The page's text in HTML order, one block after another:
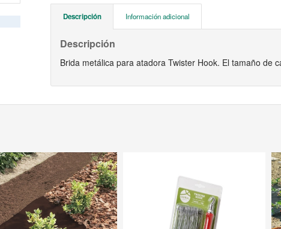
Descripción Información adicional
Descripción
Brida metálica para atadora Twister Hook. El tamaño de